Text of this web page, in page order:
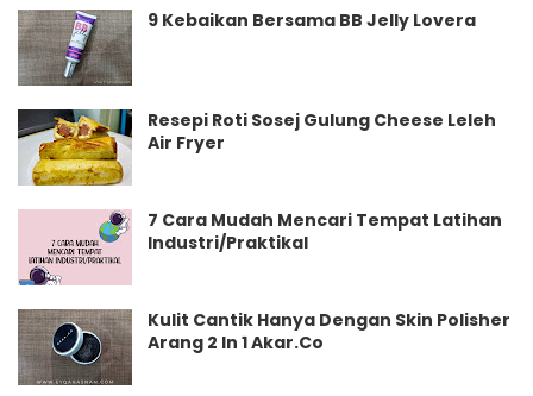
9 Kebaikan Bersama BB Jelly Lovera
Resepi Roti Sosej Gulung Cheese Leleh
Air Fryer
7 Cara Mudah Mencari Tempat Latihan
Industri/Praktikal
Kulit Cantik Hanya Dengan Skin Polisher
Arang 2 In 1 Akar.Co